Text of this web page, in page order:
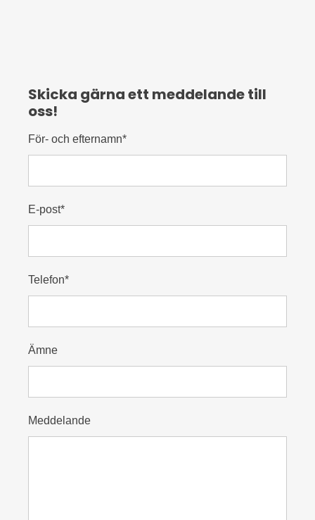
Skicka gärna ett meddelande till
oss!
För- och efternamn*
E-post*
Telefon*
Ämne
Meddelande